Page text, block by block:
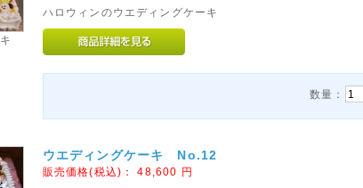
ハロウィンのウエディングケーキ
数量：
ウエディングケーキ No.12
販売価格(税込)：48,600 円